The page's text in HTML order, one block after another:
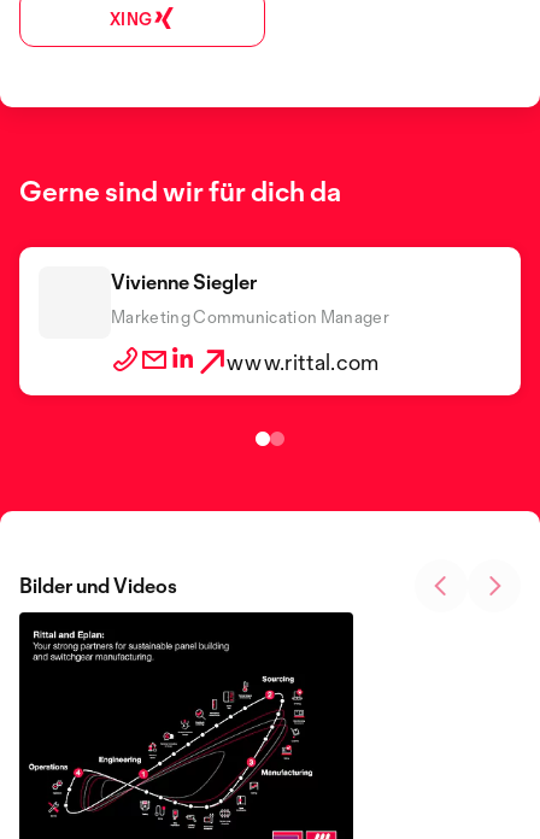
XING
Gerne sind wir für dich da
Vivienne Siegler
Marketing Communication Manager
www.rittal.com
Riccardo Ardito
Marketing Assistant
www.rittal.com
Bilder und Videos